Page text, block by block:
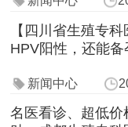
【四川省生殖专
HPV阳性，还能备
新闻中心
名医看诊、超低